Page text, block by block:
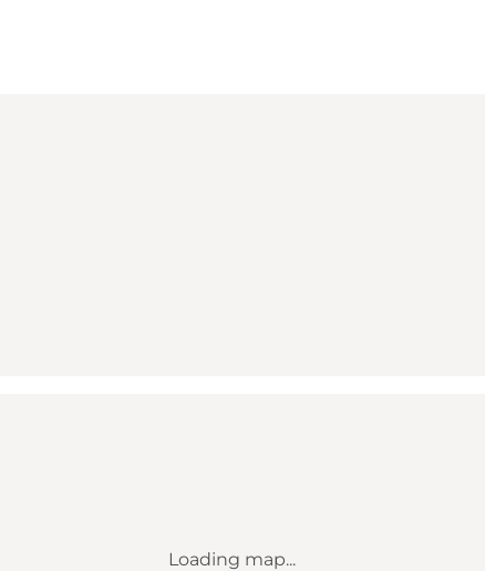
Loading map...